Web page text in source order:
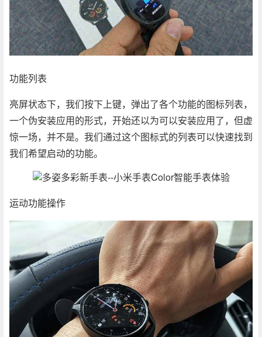
功能列表
亮屏状态下，我们按下上键，弹出了各个功能的图标列表，
一个伪安装应用的形式，开始还以为可以安装应用了，但虚
惊一场，并不是。我们通过这个图标式的列表可以快速找到
我们希望启动的功能。
运动功能操作